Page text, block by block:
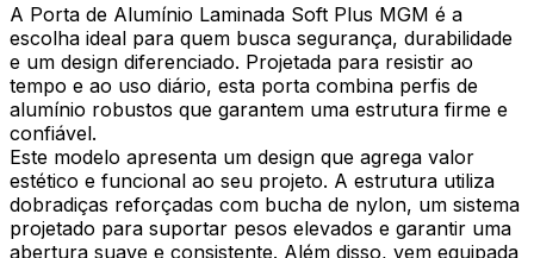
A Porta de Alumínio Laminada Soft Plus MGM é a
escolha ideal para quem busca segurança, durabilidade
e um design diferenciado. Projetada para resistir ao
tempo e ao uso diário, esta porta combina perfis de
alumínio robustos que garantem uma estrutura firme e
confiável.
Este modelo apresenta um design que agrega valor
estético e funcional ao seu projeto. A estrutura utiliza
dobradiças reforçadas com bucha de nylon, um sistema
projetado para suportar pesos elevados e garantir uma
abertura suave e consistente. Além disso, vem equipada